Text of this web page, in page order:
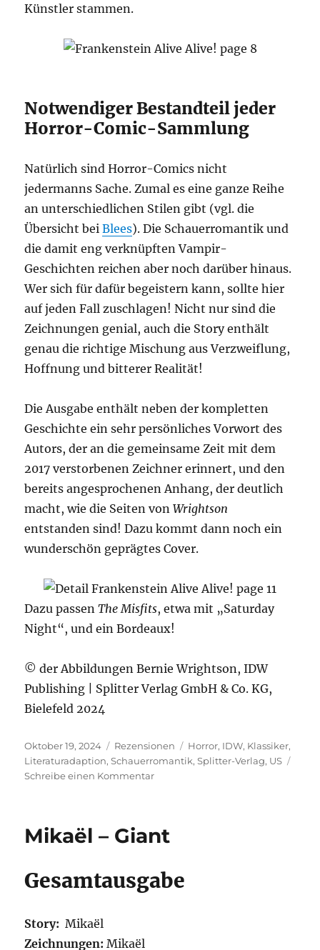
Künstler stammen.
Notwendiger Bestandteil jeder
Horror-Comic-Sammlung
Natürlich sind Horror-Comics nicht
jedermanns Sache. Zumal es eine ganze Reihe
an unterschiedlichen Stilen gibt (vgl. die
Übersicht beiBlees). Die Schauerromantik und
die damit eng verknüpften Vampir-
Geschichten reichen aber noch darüber hinaus.
Wer sich für dafür begeistern kann, sollte hier
auf jeden Fall zuschlagen! Nicht nur sind die
Zeichnungen genial, auch die Story enthält
genau die richtige Mischung aus Verzweiflung,
Hoffnung und bitterer Realität!
Die Ausgabe enthält neben der kompletten
Geschichte ein sehr persönliches Vorwort des
Autors, der an die gemeinsame Zeit mit dem
2017 verstorbenen Zeichner erinnert, und den
bereits angesprochenen Anhang, der deutlich
macht, wie die Seiten vonWrightson
entstanden sind! Dazu kommt dann noch ein
wunderschön geprägtes Cover.
Dazu passenThe Misfits, etwa mit „Saturday
Night“, und ein Bordeaux!
© der Abbildungen Bernie Wrightson, IDW
Publishing | Splitter Verlag GmbH & Co. KG,
Bielefeld 2024
Veröffentlicht
am
Oktober 19, 2024 Kategorien
Rezensionen Schlagwörter
Horror, IDW, Klassiker,
Literaturadaption,Schauerromantik,Splitter-Verlag, US
Schreibe einen Kommentarzu
Alive,
Mikaël – Giant
Gesamtausgabe
Story: Mikaël
Zeichnungen:Mikaël